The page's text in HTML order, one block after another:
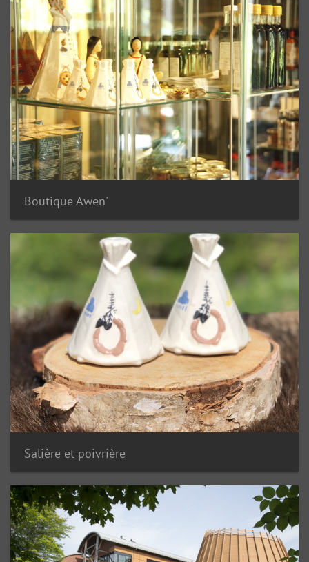
Boutique Awen'
Salière et poivrière